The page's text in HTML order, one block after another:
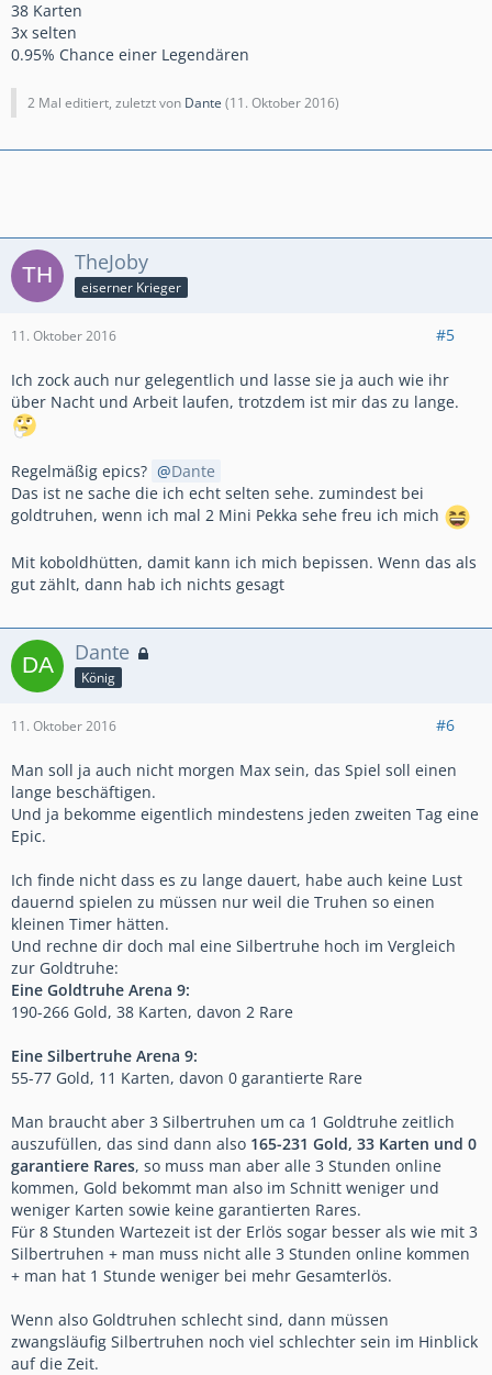
38 Karten
3x selten
0.95% Chance einer Legendären
2 Mal editiert, zuletzt von Dante (11. Oktober 2016)
TheJoby
eiserner Krieger
11. Oktober 2016 #5
Ich zock auch nur gelegentlich und lasse sie ja auch wie ihr
über Nacht und Arbeit laufen, trotzdem ist mir das zu lange.
Regelmäßig epics?
Dante
Das ist ne sache die ich echt selten sehe. zumindest bei
goldtruhen, wenn ich mal 2 Mini Pekka sehe freu ich mich
Mit koboldhütten, damit kann ich mich bepissen. Wenn das als
gut zählt, dann hab ich nichts gesagt
Dante
König
11. Oktober 2016 #6
Man soll ja auch nicht morgen Max sein, das Spiel soll einen
lange beschäftigen.
Und ja bekomme eigentlich mindestens jeden zweiten Tag eine
Epic.
Ich finde nicht dass es zu lange dauert, habe auch keine Lust
dauernd spielen zu müssen nur weil die Truhen so einen
kleinen Timer hätten.
Und rechne dir doch mal eine Silbertruhe hoch im Vergleich
zur Goldtruhe:
Eine Goldtruhe Arena 9:
190-266 Gold, 38 Karten, davon 2 Rare
Eine Silbertruhe Arena 9:
55-77 Gold, 11 Karten, davon 0 garantierte Rare
Man braucht aber 3 Silbertruhen um ca 1 Goldtruhe zeitlich
auszufüllen, das sind dann also 165-231 Gold, 33 Karten und 0
garantiere Rares, so muss man aber alle 3 Stunden online
kommen, Gold bekommt man also im Schnitt weniger und
weniger Karten sowie keine garantierten Rares.
Für 8 Stunden Wartezeit ist der Erlös sogar besser als wie mit 3
Silbertruhen + man muss nicht alle 3 Stunden online kommen
+ man hat 1 Stunde weniger bei mehr Gesamterlös.
Wenn also Goldtruhen schlecht sind, dann müssen
zwangsläufig Silbertruhen noch viel schlechter sein im Hinblick
auf die Zeit.